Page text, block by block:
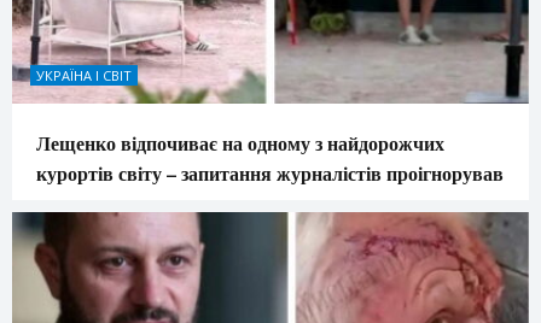
УКРАЇНА І СВІТ
Лещенко відпочиває на одному з найдорожчих
курортів світу – запитання журналістів проігнорував